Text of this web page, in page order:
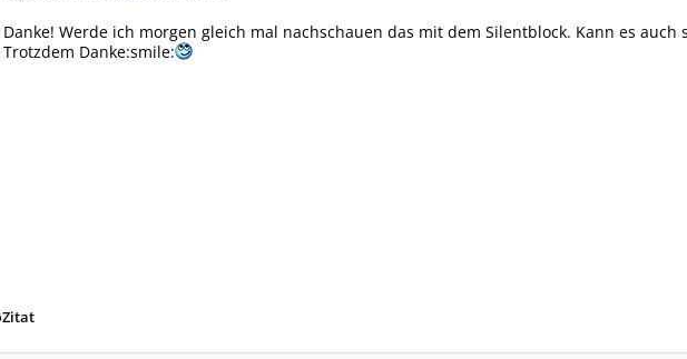
Danke! Werde ich morgen gleich mal nachschauen das mit dem Silentblock. Kann es
Trotzdem Danke:smile:
Zitat